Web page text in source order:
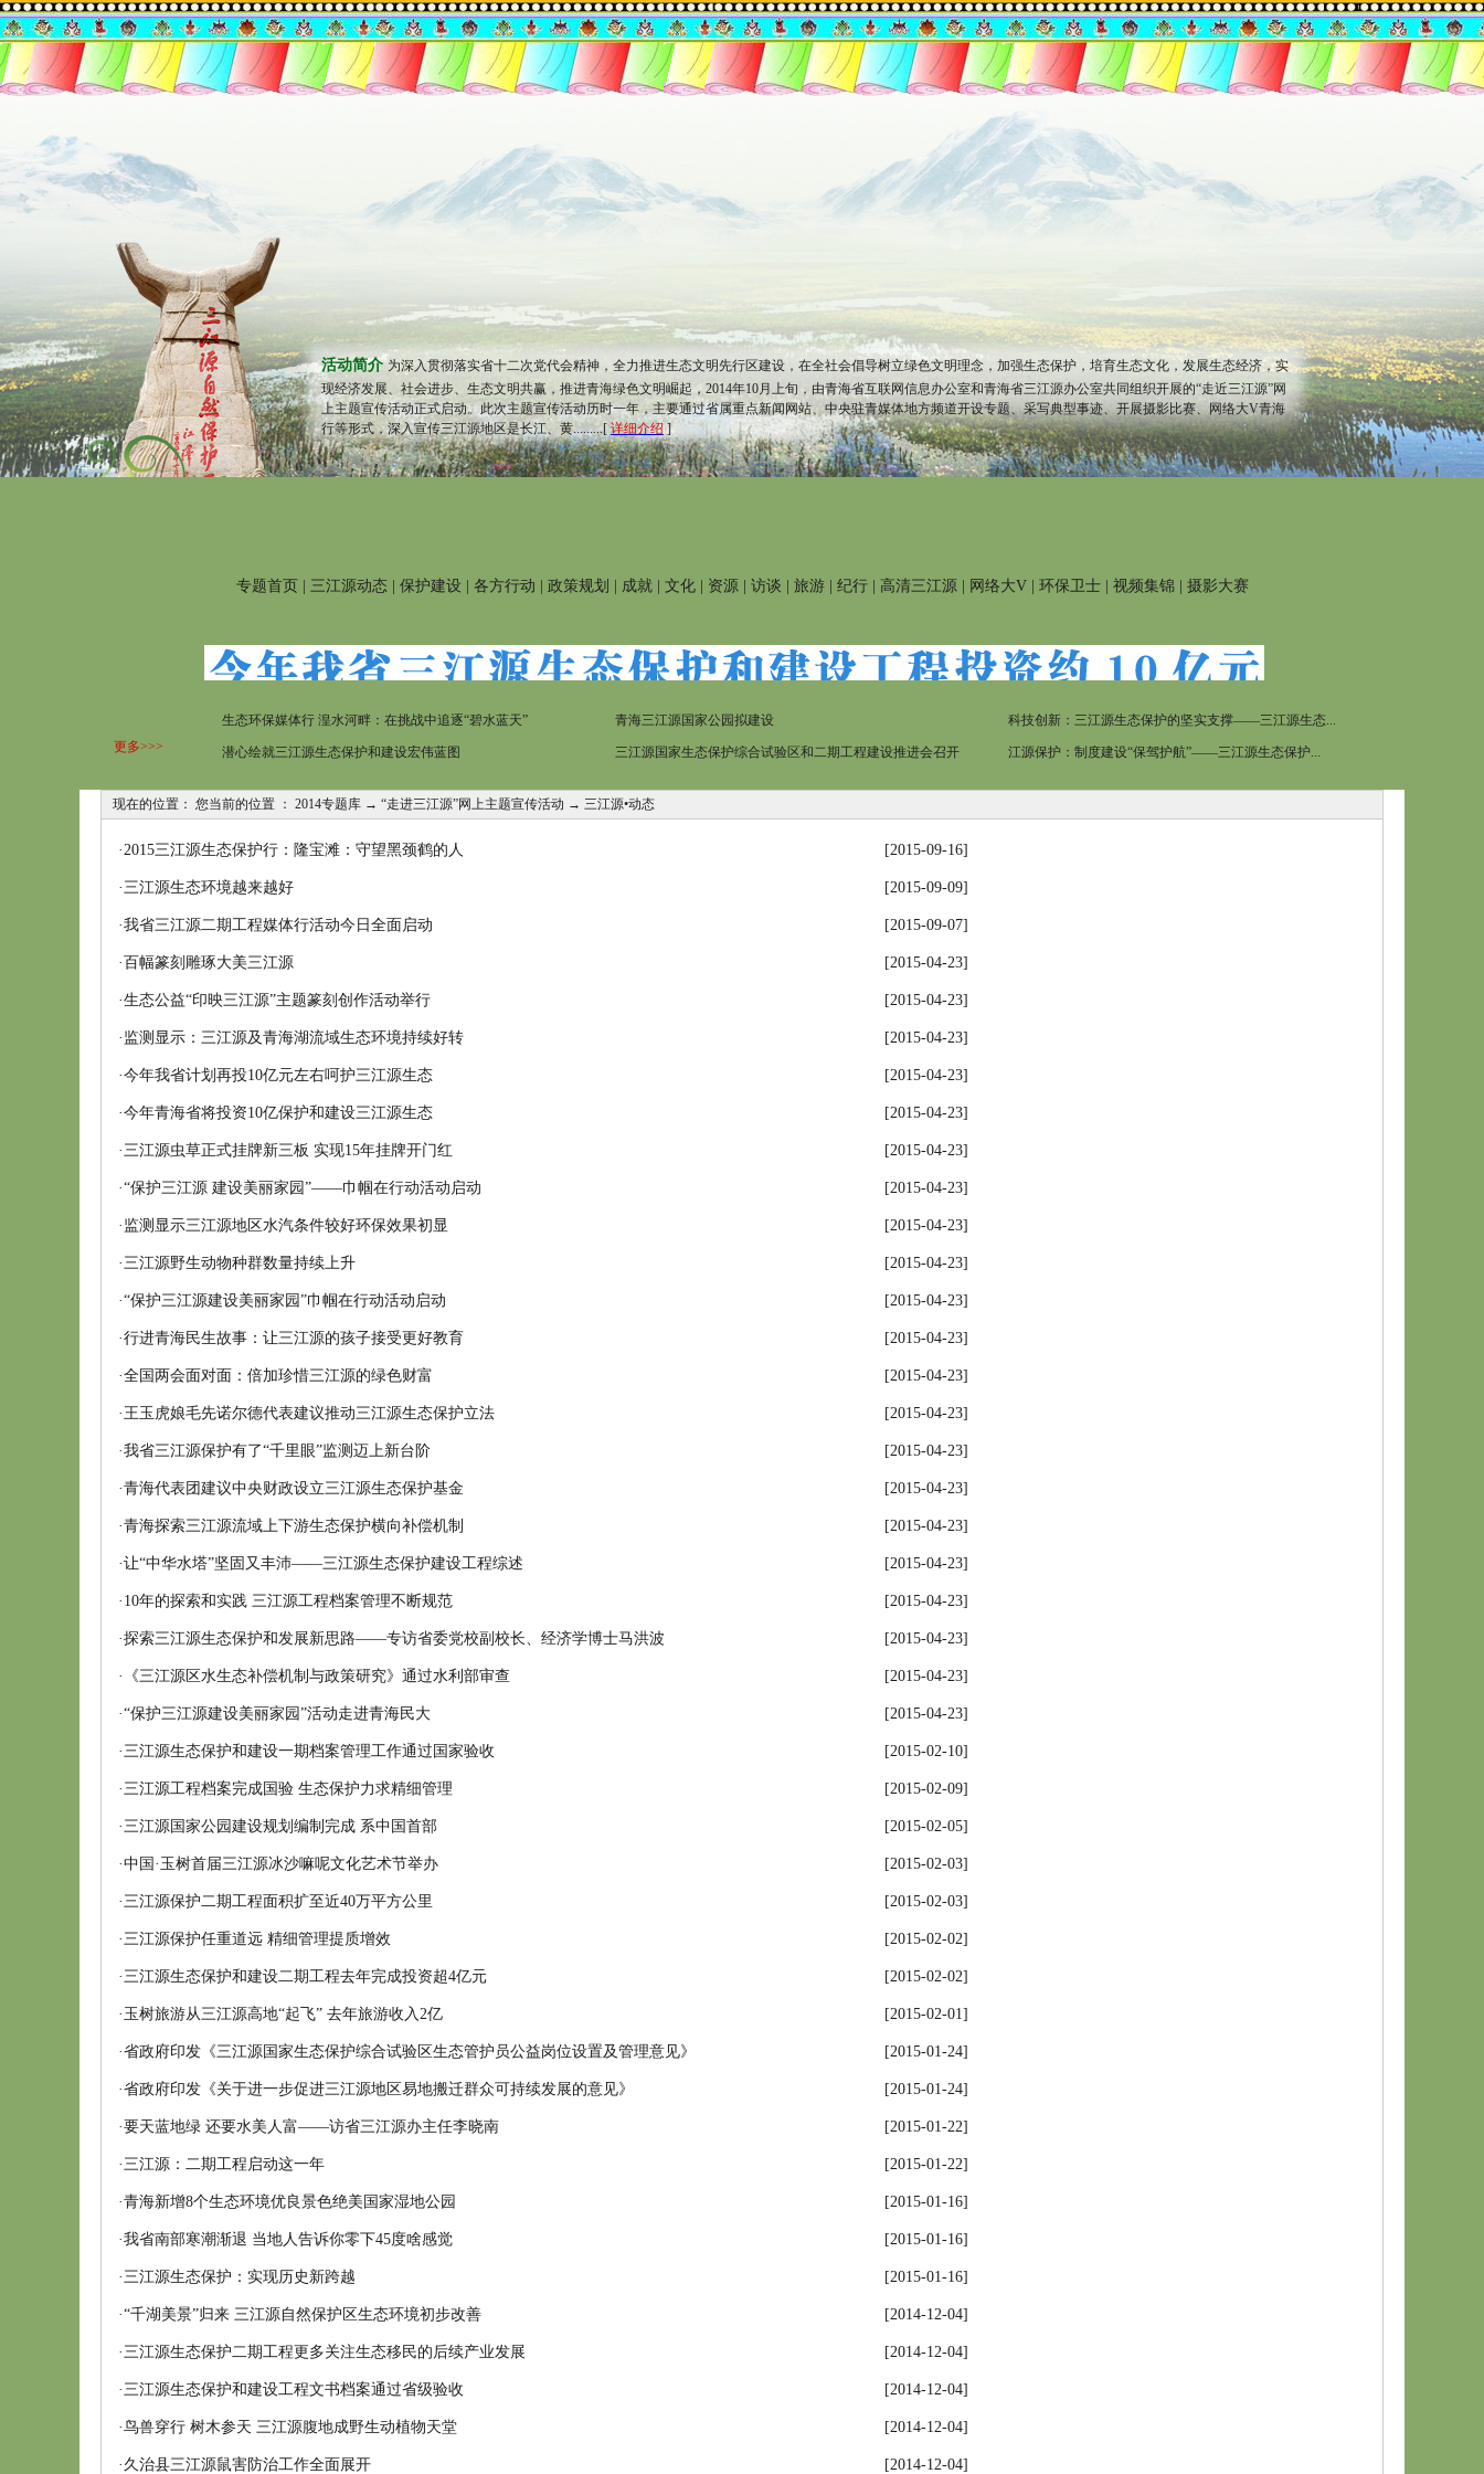
活动简介 为深入贯彻落实省十二次党代会精神，全力推进生态文明先行区建设，在全社会倡导树立绿色文明理念，加强生态保护，培育生态文化，发展生态经济，实
现经济发展、社会进步、生态文明共赢，推进青海绿色文明崛起，2014年10月上旬，由青海省互联网信息办公室和青海省三江源办公室共同组织开展的“走近三江源”网
上主题宣传活动正式启动。此次主题宣传活动历时一年，主要通过省属重点新闻网站、中央驻青媒体地方频道开设专题、采写典型事迹、开展摄影比赛、网络大V青海
行等形式，深入宣传三江源地区是长江、黄.........[ 详细介绍]
专题首页 三江源动态| 保护建设 各方行动 政策规划 成就| 文化| 资源| 访谈 旅游| 纪行| 高清三江源| 网络大V| 环保卫士| 视频集锦| 摄影大赛
更多>>>
生态环保媒体行 湟水河畔：在挑战中追逐“碧水蓝天” 青海三江源国家公园拟建设 科技创新：三江源生态保护的坚实支撑——三江源生态...
潜心绘就三江源生态保护和建设宏伟蓝图 三江源国家生态保护综合试验区和二期工程建设推进会召开 江源保护：制度建设“保驾护航”——三江源生态保护...
现在的位置： 您当前的位置 ： 2014专题库 → “走进三江源”网上主题宣传活动 → 三江源•动态
·2015三江源生态保护行：隆宝滩：守望黑颈鹤的人 [2015-09-16]
·三江源生态环境越来越好 [2015-09-09]
·我省三江源二期工程媒体行活动今日全面启动 [2015-09-07]
·百幅篆刻雕琢大美三江源 [2015-04-23]
·生态公益“印映三江源”主题篆刻创作活动举行 [2015-04-23]
· 监测显示：三江源及青海湖流域生态环境持续好转 [2015-04-23]
·今年我省计划再投10亿元左右呵护三江源生态 [2015-04-23]
·今年青海省将投资10亿保护和建设三江源生态 [2015-04-23]
·三江源虫草正式挂牌新三板 实现15年挂牌开门红 [2015-04-23]
·“保护三江源 建设美丽家园”——巾帼在行动活动启动 [2015-04-23]
· 监测显示三江源地区水汽条件较好环保效果初显 [2015-04-23]
·三江源野生动物种群数量持续上升 [2015-04-23]
·“保护三江源建设美丽家园”巾帼在行动活动启动 [2015-04-23]
·行进青海民生故事：让三江源的孩子接受更好教育 [2015-04-23]
·全国两会面对面：倍加珍惜三江源的绿色财富 [2015-04-23]
·王玉虎娘毛先诺尔德代表建议推动三江源生态保护立法 [2015-04-23]
·我省三江源保护有了“千里眼”监测迈上新台阶 [2015-04-23]
·青海代表团建议中央财政设立三江源生态保护基金 [2015-04-23]
·青海探索三江源流域上下游生态保护横向补偿机制 [2015-04-23]
·让“中华水塔”坚固又丰沛——三江源生态保护建设工程综述 [2015-04-23]
· 10年的探索和实践 三江源工程档案管理不断规范 [2015-04-23]
·探索三江源生态保护和发展新思路——专访省委党校副校长、经济学博士马洪波 [2015-04-23]
· 《三江源区水生态补偿机制与政策研究》通过水利部审查 [2015-04-23]
·“保护三江源建设美丽家园”活动走进青海民大 [2015-04-23]
·三江源生态保护和建设一期档案管理工作通过国家验收 [2015-02-10]
·三江源工程档案完成国验 生态保护力求精细管理 [2015-02-09]
·三江源国家公园建设规划编制完成 系中国首部 [2015-02-05]
·中国·玉树首届三江源冰沙嘛呢文化艺术节举办 [2015-02-03]
·三江源保护二期工程面积扩至近40万平方公里 [2015-02-03]
·三江源保护任重道远 精细管理提质增效 [2015-02-02]
·三江源生态保护和建设二期工程去年完成投资超4亿元 [2015-02-02]
· 玉树旅游从三江源高地“起飞” 去年旅游收入2亿 [2015-02-01]
·省政府印发《三江源国家生态保护综合试验区生态管护员公益岗位设置及管理意见》 [2015-01-24]
·省政府印发《关于进一步促进三江源地区易地搬迁群众可持续发展的意见》 [2015-01-24]
·要天蓝地绿 还要水美人富——访省三江源办主任李晓南 [2015-01-22]
·三江源：二期工程启动这一年 [2015-01-22]
·青海新增8个生态环境优良景色绝美国家湿地公园 [2015-01-16]
·我省南部寒潮渐退 当地人告诉你零下45度啥感觉 [2015-01-16]
·三江源生态保护：实现历史新跨越 [2015-01-16]
·“千湖美景”归来 三江源自然保护区生态环境初步改善 [2014-12-04]
·三江源生态保护二期工程更多关注生态移民的后续产业发展 [2014-12-04]
·三江源生态保护和建设工程文书档案通过省级验收 [2014-12-04]
·鸟兽穿行 树木参天 三江源腹地成野生动植物天堂 [2014-12-04]
· 久治县三江源鼠害防治工作全面展开 [2014-12-04]